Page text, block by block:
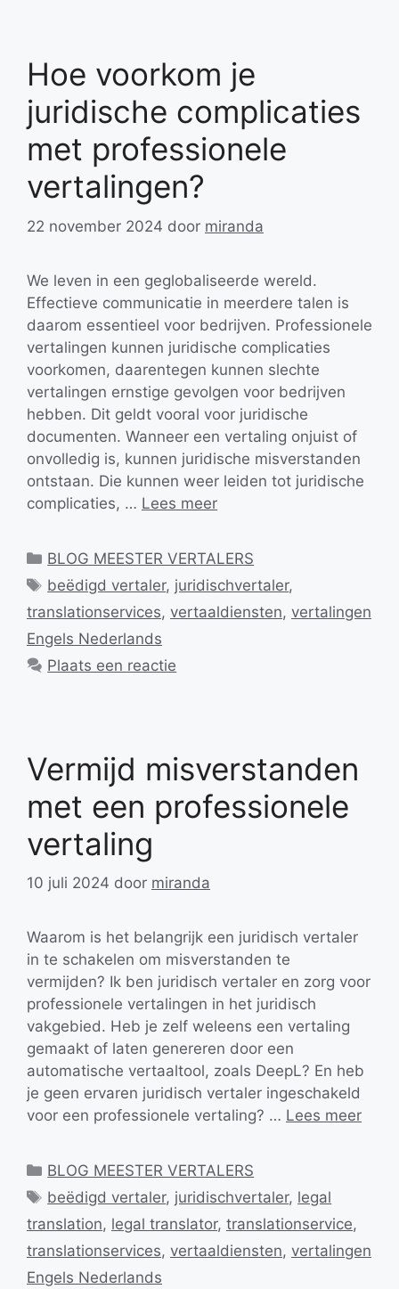
Hoe voorkom je
juridische complicaties
met professionele
vertalingen?
22 november 2024 door miranda
We leven in een geglobaliseerde wereld.
Effectieve communicatie in meerdere talen is
daarom essentieel voor bedrijven. Professionele
vertalingen kunnen juridische complicaties
voorkomen, daarentegen kunnen slechte
vertalingen ernstige gevolgen voor bedrijven
hebben. Dit geldt vooral voor juridische
documenten. Wanneer een vertaling onjuist of
onvolledig is, kunnen juridische misverstanden
ontstaan. Die kunnen weer leiden tot juridische
complicaties, … Lees meer
Categorieën
BLOG MEESTER VERTALERS
Tags
beëdigd vertaler, juridischvertaler,
translationservices, vertaaldiensten, vertalingen
Engels Nederlands
Plaats een reactie
Vermijd misverstanden
met een professionele
vertaling
10 juli 2024 door miranda
Waarom is het belangrijk een juridisch vertaler
in te schakelen om misverstanden te
vermijden? Ik ben juridisch vertaler en zorg voor
professionele vertalingen in het juridisch
vakgebied. Heb je zelf weleens een vertaling
gemaakt of laten genereren door een
automatische vertaaltool, zoals DeepL? En heb
je geen ervaren juridisch vertaler ingeschakeld
voor een professionele vertaling? … Lees meer
Categorieën
BLOG MEESTER VERTALERS
Tags
beëdigd vertaler, juridischvertaler, legal
translation, legal translator, translationservice,
translationservices, vertaaldiensten, vertalingen
Engels Nederlands